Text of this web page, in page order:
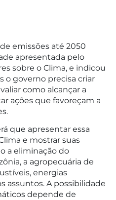
emissões até 2050
apresentada pelo
sobre o Clima, e indicou
o governo precisa criar
como alcançar a
ações que favoreçam a
que apresentar essa
e mostrar suas
a eliminação do
a agropecuária de
energias
assuntos. A possibilidade
depende de